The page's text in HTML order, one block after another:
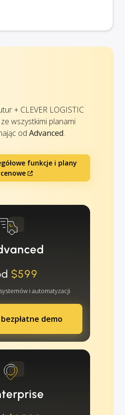
+ CLEVER LOGISTIC
ze wszystkimi planami
od Advanced.
funkcje i plany
cenowe
$599
i automatyzacji
demo